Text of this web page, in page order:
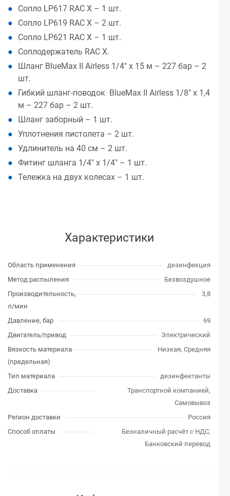
Сопло LP617 RAC X – 1 шт.
Сопло LP619 RAC X – 2 шт.
Сопло LP621 RAC X – 1 шт.
Соплодержатель RAC X.
Шланг BlueMax II Airless 1/4" x 15 м – 227 бар – 2
шт.
Гибкий шланг-поводок BlueMax II Airless 1/8" x 1,4
м – 227 бар – 2 шт.
Шланг заборный – 1 шт.
Уплотнения пистолета – 2 шт.
Удлинитель на 40 см – 2 шт.
Фитинг шланга 1/4" x 1/4" – 1 шт.
Тележка на двух колесах – 1 шт.
Характеристики
Область применения
дезинфекция
Метод распыления
Безвоздушное
Производительность,
л/мин
3,8
Давление, бар
69
Двигатель/привод
Электрический
Вязкость материала
(предельная)
Низкая, Средняя
Тип материала
дезинфектанты
Доставка
Транспортной компанией,
Самовывоз
Регион доставки
Россия
Способ оплаты
Безналичный расчёт с НДС,
Банковский перевод